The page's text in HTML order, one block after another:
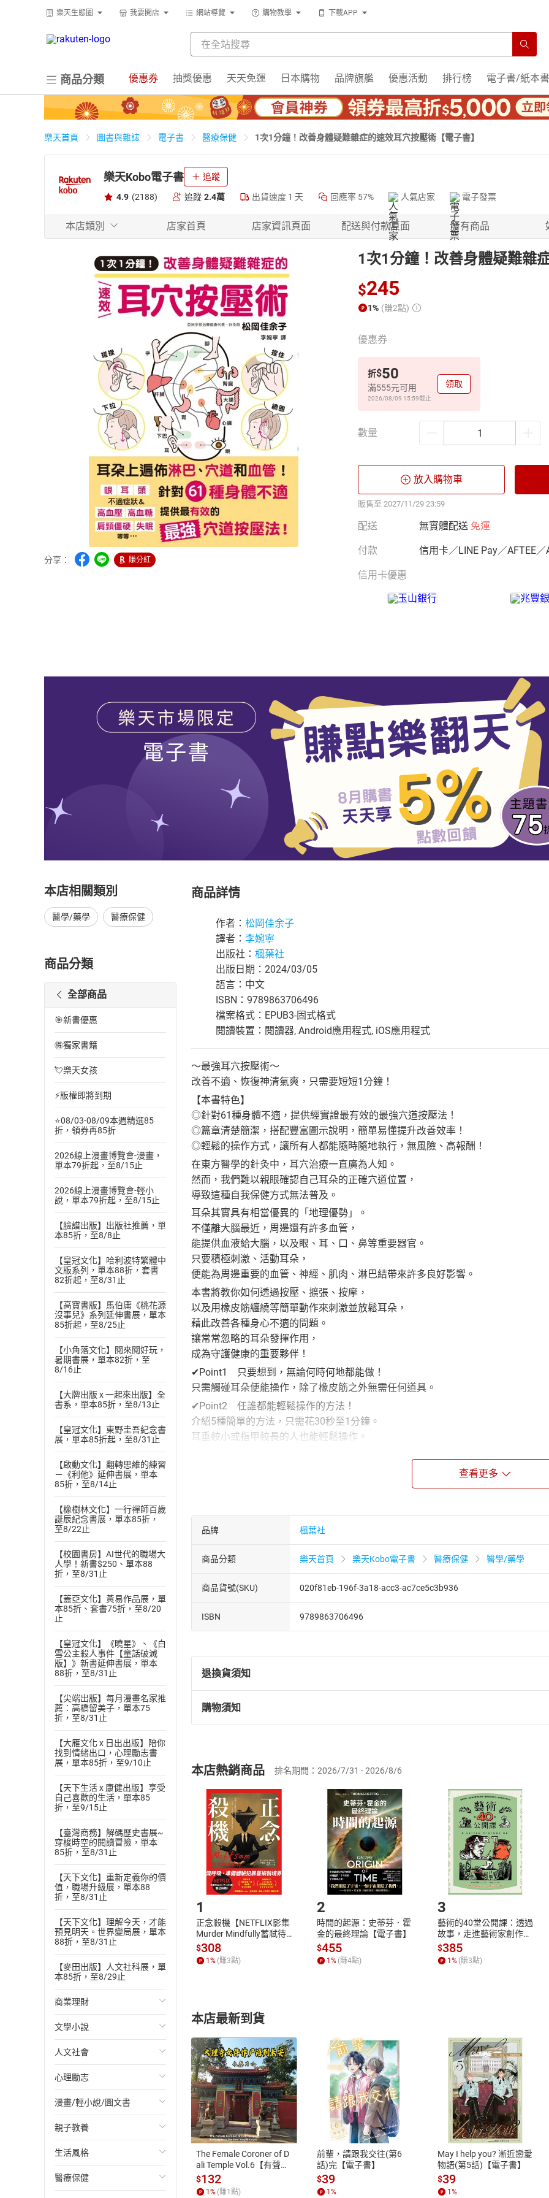
樂天生態圈 我要開店 網站導覽 購物教學 下載APP
商品分類 優惠券 抽獎優惠 天天免運 日本購物 品牌旗艦 優惠活動 排行榜 電子書/紙本書
樂天首頁 圖書與雜誌 電子書 醫療保健 1次1分鐘！改善身體疑難雜症的速效耳穴按壓術【電子書】
樂天Kobo電子書 追蹤
4.9 (2188) 追蹤 2.4萬 出貨速度 1 天 回應率 57% 人氣店家 電子發票
本店類別 店家首頁 店家資訊頁面 配送與付款頁面 所有商品
分享： 賺分紅
1次1分鐘！改善身體疑難雜
$245
1% (賺2點)
優惠券
折$50
滿555元可用
2026/08/09 15:59截止
領取
數量
放入購物車
販售至 2027/11/29 23:59
配送 無實體配送 免運
付款 信用卡／LINE Pay／AFTEE／
信用卡優惠
本店相關類別
醫學/藥學 醫療保健
商品分類
全部商品
🎯新書優惠
🉐獨家書籍
💘樂天女孩
⚡版權即將到期
⭐08/03-08/09本週精選85
折，領券再85折
2026線上漫畫博覽會-漫畫，
單本79折起，至8/15止
2026線上漫畫博覽會-輕小
說，單本79折起，至8/15止
【臉譜出版】出版社推薦，單
本85折，至8/8止
【皇冠文化】哈利波特繁體中
文版系列，單本88折，套書
82折起，至8/31止
【高寶書版】馬伯庸《桃花源
沒事兒》系列延伸書展，單本
85折起，至8/25止
【小角落文化】閱來閱好玩，
暑期書展，單本82折，至
8/16止
【大牌出版 x 一起來出版】全
書系，單本85折，至8/13止
【皇冠文化】東野圭吾紀念書
展，單本85折起，至8/31止
【啟動文化】翻轉思維的練習
－《利他》延伸書展，單本
85折，至8/14止
【橡樹林文化】一行禪師百歲
誕辰紀念書展，單本85折，
至8/22止
【校園書房】AI世代的職場大
人學！新書$250、單本88
折，至8/31止
【蓋亞文化】黃易作品展，單
本85折、套書75折，至8/20
止
【皇冠文化】《曉星》、《白
雪公主殺人事件【童話破滅
版】》新書延伸書展，單本
88折，至8/31止
【尖端出版】每月漫畫名家推
薦：高橋留美子，單本75
折，至8/31止
【大雁文化 x 日出出版】陪你
找到情緒出口，心理勵志書
展，單本85折，至9/10止
【天下生活 x 康健出版】享受
自己喜歡的生活，單本85
折，至9/15止
【臺灣商務】解碼歷史書展~
穿梭時空的閱讀冒險，單本
85折，至8/31止
【天下文化】重新定義你的價
值，職場升級展，單本88
折，至8/31止
【天下文化】理解今天，才能
預見明天。世界變局展，單本
88折，至8/31止
【麥田出版】人文社科展，單
本85折，至8/29止
商業理財
投資理財
經濟/趨勢
財務/金融
管理/領導
職場工作術
成功法
行銷/廣告
文學小說
歐美文學
日本文學
韓國文學
華文文學
經典文學
成長/家庭生活小說
人文社會
國際關係
政治
社會科學
台灣/中國歷史
日/韓歷史
心理勵志
心靈成長/情緒
人際關係
兩性關係
心理學
漫畫/輕小說/圖文書
輕小說
奇幻/科幻
愛情故事
親子教養
教育現場
兒童文學/故事
生活風格
飲食/食譜
醫療保健
商品詳情
作者： 松岡佳余子
譯者： 李婉寧
出版社： 楓葉社
出版日期：2024/03/05
語言：中文
ISBN：9789863706496
檔案格式：EPUB3-固式格式
閱讀裝置：閱讀器, Android應用程式, iOS應用程式
～最強耳穴按壓術～
改善不適、恢復神清氣爽，只需要短短1分鐘！
【本書特色】
◎針對61種身體不適，提供經實證最有效的最強穴道按壓法！
◎篇章清楚簡潔，搭配豐富圖示說明，簡單易懂提升改善效率！
◎輕鬆的操作方式，讓所有人都能隨時隨地執行，無風險、高報酬！
在東方醫學的針灸中，耳穴治療一直廣為人知。
然而，我們難以親眼確認自己耳朵的正確穴道位置，
導致這種自我保健方式無法普及。
耳朵其實具有相當優異的「地理優勢」。
不僅離大腦最近，周邊還有許多血管，
能提供血液給大腦，以及眼、耳、口、鼻等重要器官。
只要積極刺激、活動耳朵，
便能為周邊重要的血管、神經、肌肉、淋巴結帶來許多良好影響。
本書將教你如何透過按壓、擴張、按摩，
以及用橡皮筋纏繞等簡單動作來刺激並放鬆耳朵，
藉此改善各種身心不適的問題。
讓常常忽略的耳朵發揮作用，
成為守護健康的重要夥伴！
✔Point1 只要想到，無論何時何地都能做！
只需觸碰耳朵便能操作，除了橡皮筋之外無需任何道具。
✔Point2 任誰都能輕鬆操作的方法！
介紹5種簡單的方法，只需花30秒至1分鐘。
耳垂較小或指甲較長的人也能輕鬆操作。
針對各式各樣的不適原因，介紹數種經多人實證能有效減緩症狀的放鬆技巧。
亞洲手部治療協會代表、針灸師。
1948年出生於和歌山縣。成為電針治療「良導絡」開發者中谷義雄的弟子後，開
中國的上海、北京、瀋陽、鞍山的中醫大學、中醫研究所持續鑽研，並藉由針灸發
20多年前架設針灸相關的網站針灸探索小隊（tubotankentai.com），傳授自我保
法，而大獲好評。其豐富的想法、規劃能力也受到肯定。現在則致力於研究最新療
擁有《輪ゴム健康法》（自由国民社）、《巻けば即やせ！「手のひらバンド」
查看更多
品牌 楓葉社
商品分類 樂天首頁 樂天Kobo電子書 醫療保健 醫學/藥學
商品貨號(SKU) 020f81eb-196f-3a18-acc3-ac7ce5c3b936
ISBN 9789863706496
退換貨須知
退換貨規定：
(一)依消費者保護法第19條第1項後段暨通訊交易解除權合理例外情事適用
(二)消費者訂購本店鋪之商品即代表知悉本店鋪所銷售之商品為電子書，屬
且已下載/存取電子書，不得請求退貨退款。
退貨方式：您欲取消訂單或辦理退貨時，請登入樂天市場，並於「我的訂單」
貨」，本店鋪將依您的申請進行審核，待審核通過後將為您辦理退款事宜。
請注意，樂天市場須以整筆訂單為單位進行取消/退貨，恕無法以單支商品取消
購物須知
挑選商品
Choose
放入購物車
Shopping cart
登入帳號
Login
購書後，如何開始使用？
Step1.選擇閱讀載具 Step2.登入
付款方式
ATM轉帳、信用卡、LINE PAY、AFTEE
退換貨規範
本店是否提供消費者保護法七日猶
之權利，遽消費者保護法及通訊交
除權合理例外情事適用準則，依商
質各有不同規定。詳細退換貨說明
照各商品說明。
本店熱銷商品 排名期間：2026/7/31 - 2026/8/6
1
正念殺機【NETFLIX影集
Murder Mindfully蓄弒待
發】【電子書】
$308
1 % (賺3點)
2
時間的起源：史蒂芬．霍
金的最終理論【電子書】
$455
1 % (賺4點)
3
藝術的40堂公開課：透過
故事，走進藝術家創作現
場，看藝術如何誕生、如
何形塑人類生活【電子
書】
$385
1 % (賺3點)
本店最新到貨
The Female Coroner of D
ali Temple Vol.6【有聲
書】
$132
1 % (賺1 點)
前輩，請跟我交往(第6
話)完【電子書】
$39
1 %
May I help you? 漸近戀愛
物語(第5話)【電子書】
$39
1 %